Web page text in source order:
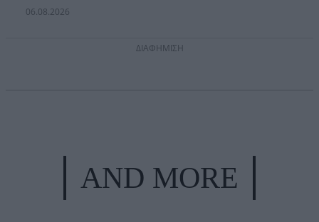
06.08.2026
ΔΙΑΦΗΜΙΣΗ
AND MORE